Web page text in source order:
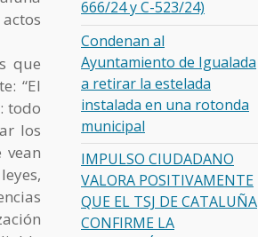
que
“El
todo
los
vean
666/24 y C-523/24)
Condenan al
Ayuntamiento de Igualada
a retirar la estelada
instalada en una rotonda
municipal
IMPULSO CIUDADANO
VALORA POSITIVAMENTE
QUE EL TSJ DE CATALUÑA
CONFIRME LA